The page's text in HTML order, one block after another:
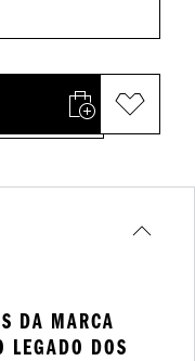
DA MARCA
LEGADO DOS